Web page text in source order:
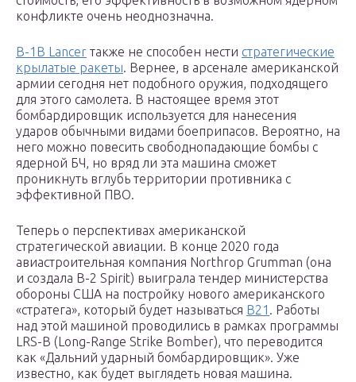
конфликте очень неоднозначна.
B-1B Lancer также не способен нести стратегические
крылатые ракеты. Вернее, в арсенале американской
армии сегодня нет подобного оружия, подходящего
для этого самолета. В настоящее время этот
бомбардировщик используется для нанесения
ударов обычными видами боеприпасов. Вероятно, на
него можно повесить свободнопадающие бомбы с
ядерной БЧ, но вряд ли эта машина сможет
проникнуть вглубь территории противника с
эффективной ПВО.
Теперь о перспективах американской
стратегической авиации. В конце 2020 года
авиастроительная компания Northrop Grumman (она
и создала В-2 Spirit) выиграла тендер министерства
обороны США на постройку нового американского
«стратега», который будет называться B21 . Работы
над этой машиной проводились в рамках программы
LRS-B (Long-Range Strike Bomber), что переводится
как «Дальний ударный бомбардировщик». Уже
известно, как будет выглядеть новая машина.